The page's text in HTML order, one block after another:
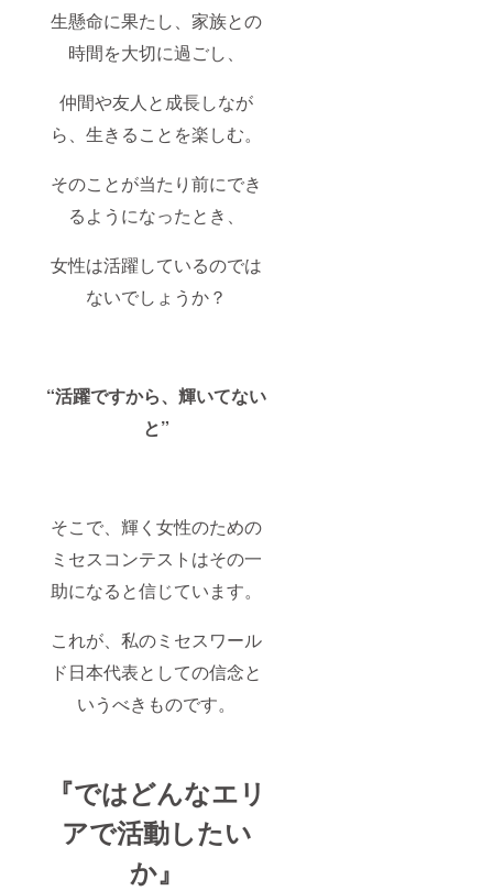
生懸命に果たし、家族との
時間を大切に過ごし、
仲間や友人と成長しなが
ら、生きることを楽しむ。
そのことが当たり前にでき
るようになったとき、
女性は活躍しているのでは
ないでしょうか？
“活躍ですから、輝いてない
と”
そこで、輝く女性のための
ミセスコンテストはその一
助になると信じています。
これが、私のミセスワール
ド日本代表としての信念と
いうべきものです。
『ではどんなエリ
アで活動したい
か』